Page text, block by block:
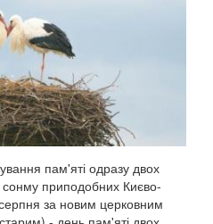
пам'яті одразу двох
сонму приподобних Києво-
за новим церковним